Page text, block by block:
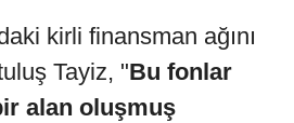
kirli finansman ağını
Tayiz, "Bu fonlar
alan oluşmuş